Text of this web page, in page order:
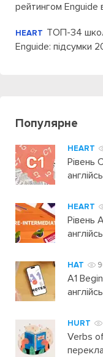
рейтингом Enguide
HEART ТОП-34
Enguide: підсумки
Популярне
HEART
Рівень
HEART
Рівень
HAT
A1
HURT
Verbs